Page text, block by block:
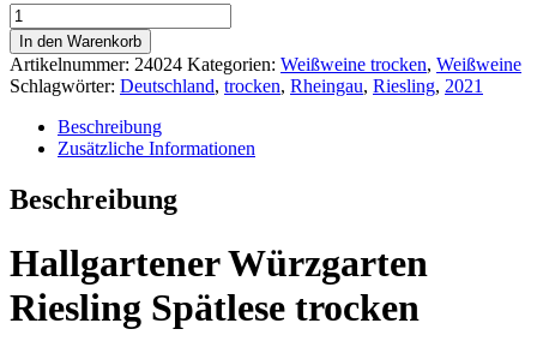
Hallgartener
Würzgarten
Riesling
Spätlese
trocken
Menge
In den Warenkorb
Artikelnummer: 24024 Kategorien: Weißweine trocken, Weißweine
Schlagwörter: Deutschland, trocken, Rheingau, Riesling, 2021
Beschreibung
Zusätzliche Informationen
Beschreibung
Hallgartener Würzgarten
Riesling Spätlese trocken